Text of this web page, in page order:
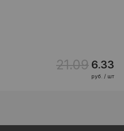
21.09 6.33
руб. / шт